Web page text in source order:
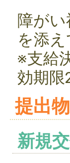
障が
を添
※支給
効期限
提出物
新規